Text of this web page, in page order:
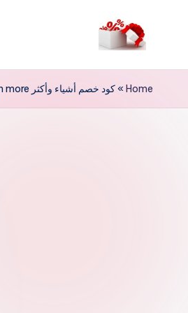
م
ر
Home
»كود خصم أشياء وأكثر stuff n more للتحف والفازات والهدايا